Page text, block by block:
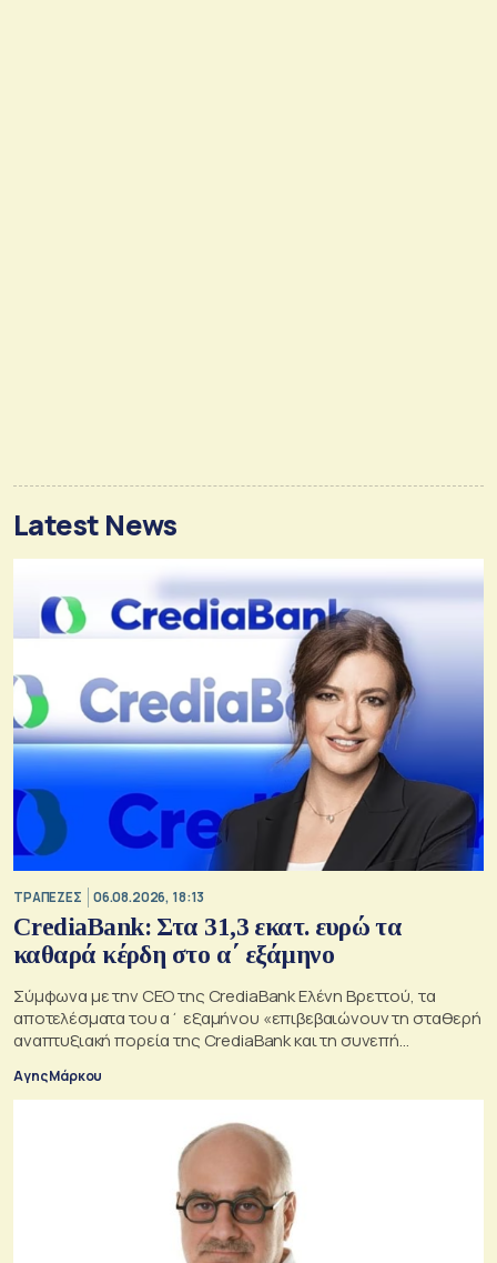
Latest News
ΤΡΑΠΕΖΕΣ 06.08.2026, 18:13
CrediaBank: Στα 31,3 εκατ. ευρώ τα
καθαρά κέρδη στο α΄ εξάμηνο
Σύμφωνα με την CEO της CrediaBank Ελένη Βρεττού, τα
αποτελέσματα του α΄ εξαμήνου «επιβεβαιώνουν τη σταθερή
αναπτυξιακή πορεία της CrediaBank και τη συνεπή
Αγης Μάρκου